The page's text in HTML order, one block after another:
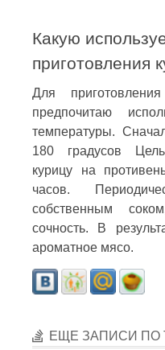
Какую
приготовления
Для
предпочитаю
температуры.
180 градусов
курицу на
часов.
собственным
сочность. В
ароматное мясо.
ЕЩЕ ЗАПИСИ ПО